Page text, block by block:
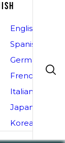
English
Spanish
German
French
Italian
Japanese
Korean